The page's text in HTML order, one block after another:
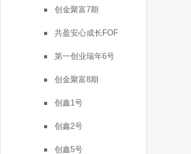
创金聚富7期
共盈安心成长FOF
第一创业瑞年6号
创金聚富8期
创鑫1号
创鑫2号
创鑫5号